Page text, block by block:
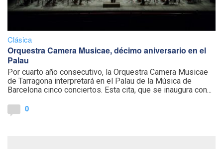
Clásica
Orquestra Camera Musicae, décimo aniversario en el
Palau
Por cuarto año consecutivo, la Orquestra Camera Musicae
de Tarragona interpretará en el Palau de la Música de
Barcelona cinco conciertos. Esta cita, que se inaugura con...
0